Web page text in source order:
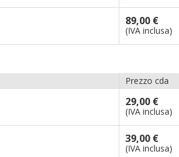
89,00 €
(IVA inclusa)
Prezzo cda
29,00 €
(IVA inclusa)
39,00 €
(IVA inclusa)